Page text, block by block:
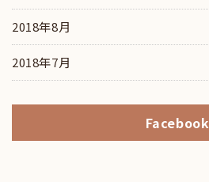
2018年8月
2018年7月
Facebook